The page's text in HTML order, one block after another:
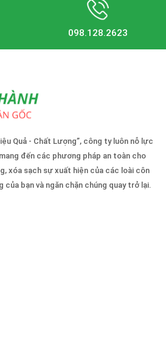
098.128.2623
Quả - Chất Lượng”, công ty luôn nỗ lực
đến các phương pháp an toàn cho
xóa sạch sự xuất hiện của các loài côn
bạn và ngăn chặn chúng quay trở lại.